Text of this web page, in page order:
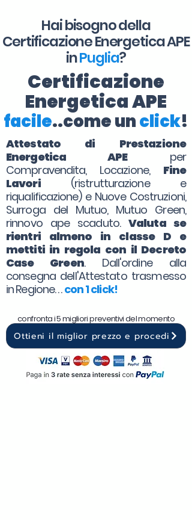
Hai bisogno della
Certificazione Energetica APE
inPuglia?
Certificazione
Energetica APE
facile..come unclick!
Attestato di Prestazione
Energetica APEper
Compravendita, Locazione, Fine
Lavori(ristrutturazione e
riqualificazione) e Nuove Costruzioni,
Surroga del Mutuo, Mutuo Green,
rinnovo ape scaduto.Valuta se
rientri almeno in classe D e
mettiti in regola con il Decreto
Case Green. Dall'ordine alla
consegna dell'Attestato trasmesso
in Regione. . .con 1 click!
confronta i 5 migliori preventivi del momento
Ottieni il miglior prezzo e procedi